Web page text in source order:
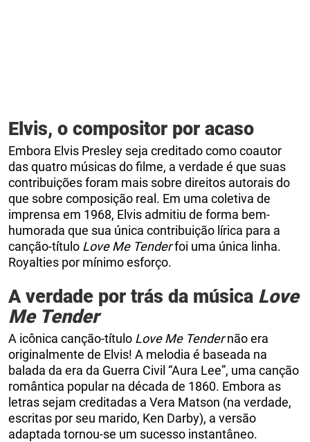
Elvis, o compositor por acaso
Embora Elvis Presley seja creditado como coautor
das quatro músicas do filme, a verdade é que suas
contribuições foram mais sobre direitos autorais do
que sobre composição real. Em uma coletiva de
imprensa em 1968, Elvis admitiu de forma bem-
humorada que sua única contribuição lírica para a
canção-título Love Me Tenderfoi uma única linha.
Royalties por mínimo esforço.
A verdade por trás da música Love
Me Tender
A icônica canção-título Love Me Tendernão era
originalmente de Elvis! A melodia é baseada na
balada da era da Guerra Civil “Aura Lee”, uma canção
romântica popular na década de 1860. Embora as
letras sejam creditadas a Vera Matson (na verdade,
escritas por seu marido, Ken Darby), a versão
adaptada tornou-se um sucesso instantâneo.